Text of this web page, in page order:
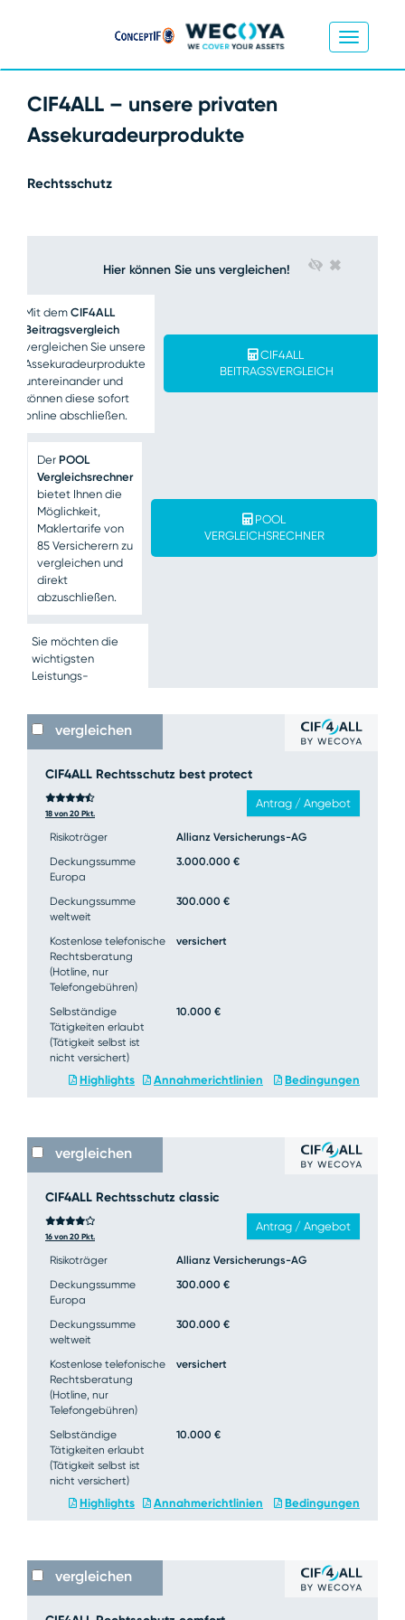
CIF4ALL – unsere privaten
Assekuradeurprodukte
Rechtsschutz
×
Hier können Sie uns vergleichen!
Mit dem CIF4ALL
Beitragsvergleich
vergleichen Sie unsere
Assekuradeurprodukte
untereinander und
können diese sofort
online abschließen.
CIF4ALL
BEITRAGSVERGLEICH
Der POOL
Vergleichsrechner
bietet Ihnen die
Möglichkeit,
Maklertarife von
85 Versicherern zu
vergleichen und
direkt
abzuschließen.
POOL
VERGLEICHSRECHNER
Sie möchten die
wichtigsten
Leistungs-
produkte als
miteinander
vergleichen?
Wählen Sie einen
Tarif für eine
Leistungsübersicht
oder mind. zwei
Tarife für einen
Leistungsvergleich
aus und klicken Sie
Button„CIF4ALL
Leistungsvergleich“
CIF4ALL
LEISTUNGSVERGLEICH
vergleichen
CIF4ALL Rechtsschutz best protect
18 von 20 Pkt.
Antrag / Angebot
Risikoträger
Allianz Versicherungs-AG
Deckungssumme
Europa
3.000.000 €
Deckungssumme
weltweit
300.000 €
Kostenlose telefonische
Rechtsberatung
(Hotline, nur
Telefongebühren)
versichert
Selbständige
Tätigkeiten erlaubt
(Tätigkeit selbst ist
nicht versichert)
10.000 €
Highlights Annahmerichtlinien Bedingungen
vergleichen
CIF4ALL Rechtsschutz classic
16 von 20 Pkt.
Antrag / Angebot
Risikoträger
Allianz Versicherungs-AG
Deckungssumme
Europa
300.000 €
Deckungssumme
weltweit
300.000 €
Kostenlose telefonische
Rechtsberatung
(Hotline, nur
Telefongebühren)
versichert
Selbständige
Tätigkeiten erlaubt
(Tätigkeit selbst ist
nicht versichert)
10.000 €
Highlights Annahmerichtlinien Bedingungen
vergleichen